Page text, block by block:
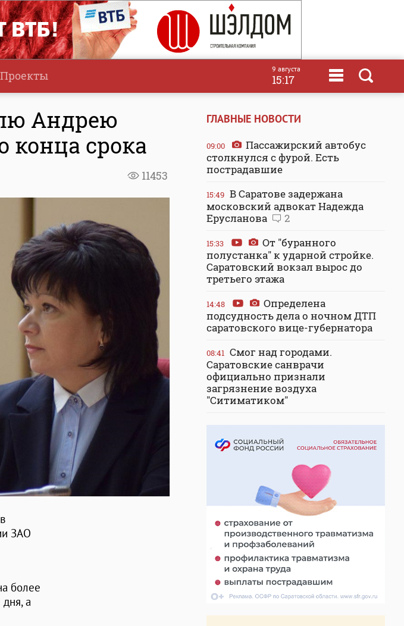
Проекты 9 августа
15:17
Андрею
конца срока
11453
ЗАО
более
а
ГЛАВНЫЕ НОВОСТИ
09:00
Пассажирский автобус
столкнулся с фурой. Есть
пострадавшие
15:49 В Саратове задержана
московский адвокат Надежда
Ерусланова
2
15:33
От "буранного
полустанка" к ударной стройке.
Саратовский вокзал вырос до
третьего этажа
14:48
Определена
подсудность дела о ночном ДТП
саратовского вице-губернатора
08:41 Смог над городами.
Саратовские санврачи
официально признали
загрязнение воздуха
"Ситиматиком"